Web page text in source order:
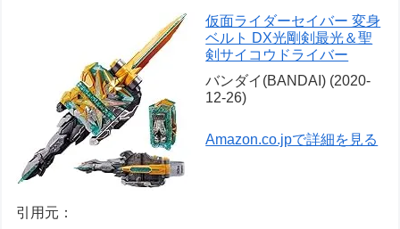
仮面ライダーセイバー 変身
ベルト DX光剛剣最光＆聖
剣サイコウドライバー
バンダイ(BANDAI) (2020-
12-26)
Amazon.co.jpで詳細を見る
引用元：